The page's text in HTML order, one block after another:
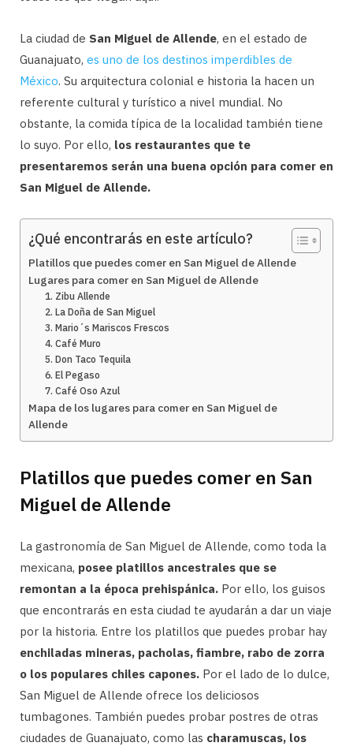
La ciudad de San Miguel de Allende, en el estado de
Guanajuato, es uno de los destinos imperdibles de
México. Su arquitectura colonial e historia la hacen un
referente cultural y turístico a nivel mundial. No
obstante, la comida típica de la localidad también tiene
lo suyo. Por ello, los restaurantes que te
presentaremos serán una buena opción para comer en
San Miguel de Allende.
¿Qué encontrarás en este artículo?
Platillos que puedes comer en San Miguel de Allende
Lugares para comer en San Miguel de Allende
1. Zibu Allende
2. La Doña de San Miguel
3. Mario´s Mariscos Frescos
4. Café Muro
5. Don Taco Tequila
6. El Pegaso
7. Café Oso Azul
Mapa de los lugares para comer en San Miguel de
Allende
Platillos que puedes comer en San
Miguel de Allende
La gastronomía de San Miguel de Allende, como toda la
mexicana, posee platillos ancestrales que se
remontan a la época prehispánica. Por ello, los guisos
que encontrarás en esta ciudad te ayudarán a dar un viaje
por la historia. Entre los platillos que puedes probar hay
enchiladas mineras, pacholas, fiambre, rabo de zorra
o los populares chiles capones. Por el lado de lo dulce,
San Miguel de Allende ofrece los deliciosos
tumbagones. También puedes probar postres de otras
ciudades de Guanajuato, como las charamuscas, los